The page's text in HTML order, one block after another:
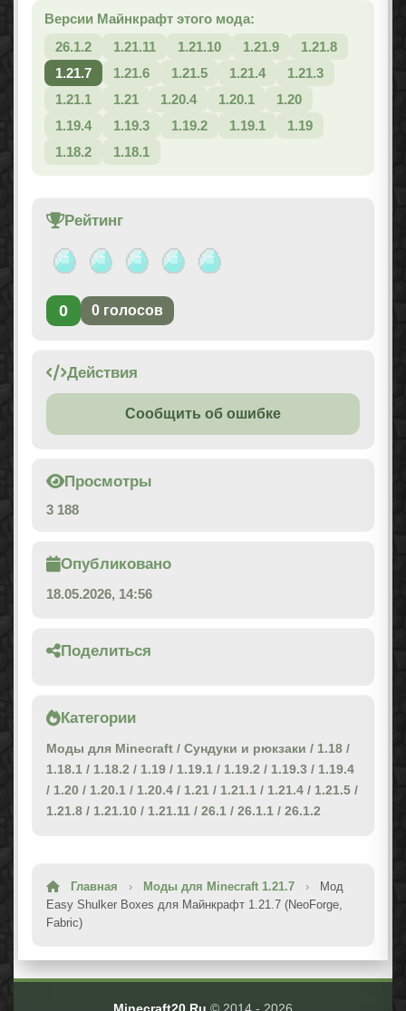
Версии Майнкрафт этого мода:
26.1.2
1.21.11 1.21.10 1.21.9
1.21.8
1.21.7
1.21.6 1.21.5 1.21.4
1.21.3
1.21.1
1.21 1.20.4 1.20.1
1.20
1.19.4
1.19.3 1.19.2 1.19.1
1.19
1.18.2
1.18.1
Рейтинг
0 0 голосов
Действия
Сообщить об ошибке
Просмотры
3 188
Опубликовано
18.05.2026, 14:56
Поделиться
Категории
Моды для Minecraft / Сундуки и рюкзаки / 1.18 /
1.18.1 / 1.18.2 / 1.19 / 1.19.1 / 1.19.2 / 1.19.3 / 1.19.4
/ 1.20 / 1.20.1 / 1.20.4 / 1.21 / 1.21.1 / 1.21.4 / 1.21.5 /
1.21.8 / 1.21.10 / 1.21.11 / 26.1 / 26.1.1 / 26.1.2
Главная › Моды для Minecraft 1.21.7 ›
Мод
Easy Shulker Boxes для Майнкрафт 1.21.7 (NeoForge,
Fabric)